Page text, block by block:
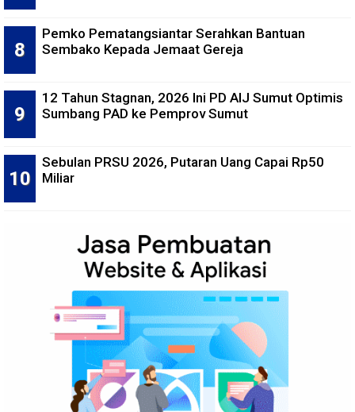
Pemko Pematangsiantar Serahkan Bantuan
Sembako Kepada Jemaat Gereja
12 Tahun Stagnan, 2026 Ini PD AIJ Sumut Optimis
Sumbang PAD ke Pemprov Sumut
Sebulan PRSU 2026, Putaran Uang Capai Rp50
Miliar